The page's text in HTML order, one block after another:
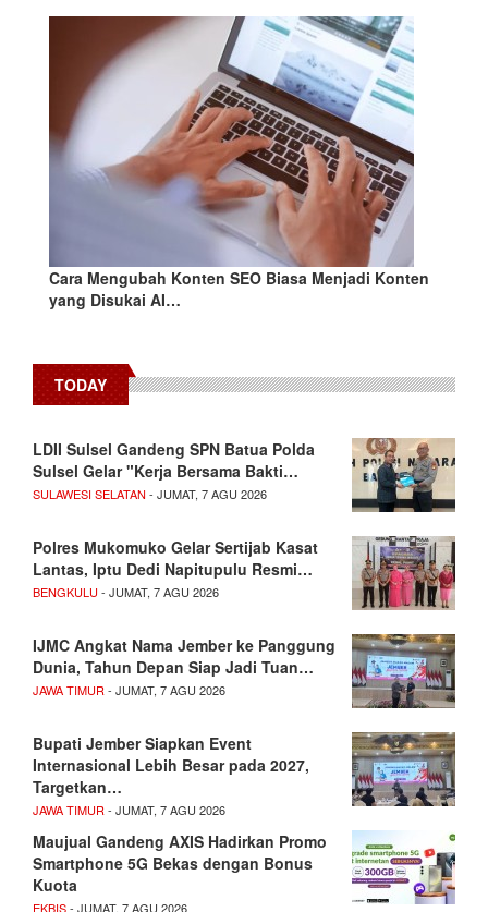
Cara Mengubah Konten SEO Biasa Menjadi Konten
yang Disukai AI…
TODAY
LDII Sulsel Gandeng SPN Batua Polda
Sulsel Gelar "Kerja Bersama Bakti…
SULAWESI SELATAN - JUMAT, 7 AGU 2026
Polres Mukomuko Gelar Sertijab Kasat
Lantas, Iptu Dedi Napitupulu Resmi…
BENGKULU - JUMAT, 7 AGU 2026
IJMC Angkat Nama Jember ke Panggung
Dunia, Tahun Depan Siap Jadi Tuan…
JAWA TIMUR- JUMAT, 7 AGU 2026
Bupati Jember Siapkan Event
Internasional Lebih Besar pada 2027,
Targetkan…
JAWA TIMUR- JUMAT, 7 AGU 2026
Maujual Gandeng AXIS Hadirkan Promo
Smartphone 5G Bekas dengan Bonus
Kuota
EKBIS- JUMAT, 7 AGU 2026